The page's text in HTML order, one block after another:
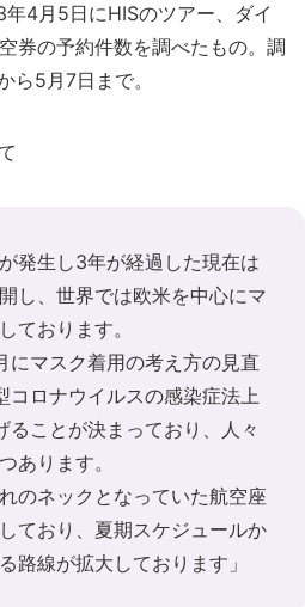
4月5日にHISのツアー、ダイ
券の予約件数を調べたもの。調
ら5月7日まで。
発生し3年が経過した現在は
し、世界では欧米を中心にマ
ております。
にマスク着用の考え方の見直
コロナウイルスの感染症法上
ことが決まっており、人々
あります。
のネックとなっていた航空座
ており、夏期スケジュールか
路線が拡大しております」